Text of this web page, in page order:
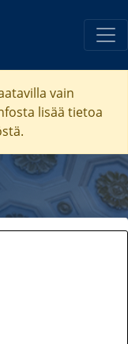
vain
lisää tietoa